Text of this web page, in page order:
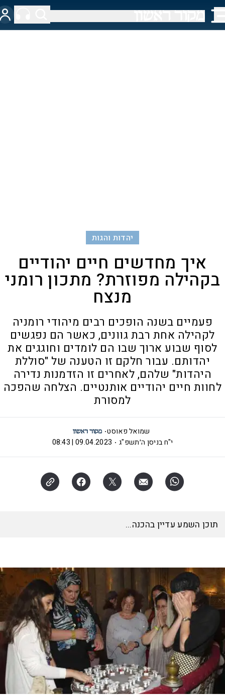
יהדות והגות
איך מחדשים חיים יהודיים
בקהילה מפוזרת? מתכון רומני
מנצח
פעמיים בשנה הופכים רבים מיהודי רומניה
לקהילה אחת רבת גוונים, כאשר הם נפגשים
לסוף שבוע ארוך שבו הם לומדים וחוגגים את
יהדותם. עבור חלקם זו הטענה של "סוללת
היהדות" שלהם, לאחרים זו הזדמנות נדירה
לחוות חיים יהודיים אותנטיים. הצלחה שהפכה
למסורת
שמואל פאוסט
י"ח בניסן ה׳תשפ"ג
09.04.2023 | 08:43
תוכן השמע עדיין בהכנה...